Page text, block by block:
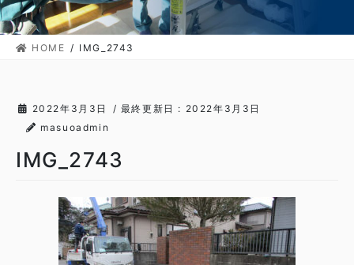
動
HOME IMG_2743
2022年3月3日 / 最終更新日 : 2022年3月3日
masuoadmin
IMG_2743